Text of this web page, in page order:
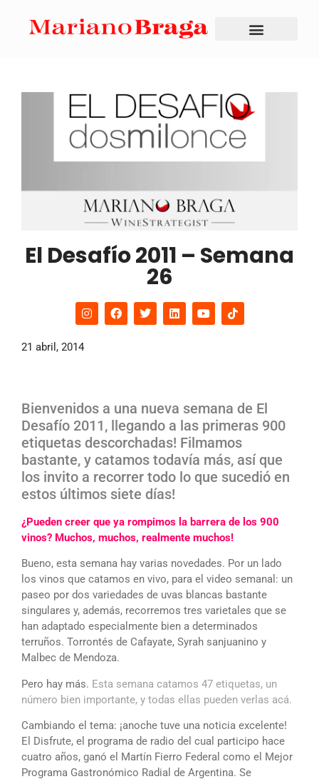
El Desafío 2011 – Semana
26
21 abril, 2014
Bienvenidos a una nueva semana de El
Desafío 2011, llegando a las primeras 900
etiquetas descorchadas! Filmamos
bastante, y catamos todavía más, así que
los invito a recorrer todo lo que sucedió en
estos últimos siete días!
¿Pueden creer que ya rompimos la barrera de los 900
vinos? Muchos, muchos, realmente muchos!
Bueno, esta semana hay varias novedades. Por un lado
los vinos que catamos en vivo, para el video semanal: un
paseo por dos variedades de uvas blancas bastante
singulares y, además, recorremos tres varietales que se
han adaptado especialmente bien a determinados
terruños. Torrontés de Cafayate, Syrah sanjuanino y
Malbec de Mendoza.
Pero hay más. Esta semana catamos 47 etiquetas, un
número bien importante, y todas ellas pueden verlas acá.
Cambiando el tema: ¡anoche tuve una noticia excelente!
El Disfrute, el programa de radio del cual participo hace
cuatro años, ganó el Martín Fierro Federal como el Mejor
Programa Gastronómico Radial de Argentina. Se